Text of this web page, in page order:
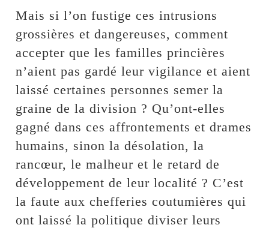
Mais si l’on fustige ces intrusions
grossières et dangereuses, comment
accepter que les familles princières
n’aient pas gardé leur vigilance et aient
laissé certaines personnes semer la
graine de la division ? Qu’ont-elles
gagné dans ces affrontements et drames
humains, sinon la désolation, la
rancœur, le malheur et le retard de
développement de leur localité ? C’est
la faute aux chefferies coutumières qui
ont laissé la politique diviser leurs